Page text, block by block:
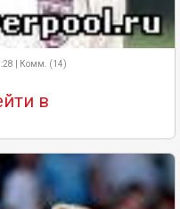
| Комм. (14)
в